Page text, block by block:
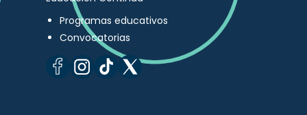
Programas educativos
Convocatorias